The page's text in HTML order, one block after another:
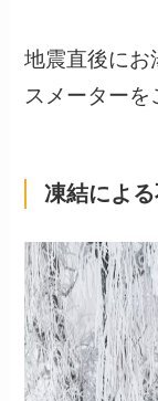
地震直後にお
スメーターを
凍結によ